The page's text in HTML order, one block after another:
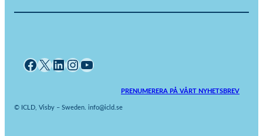
Facebook X LinkedIn InstagramYouTube
PRENUMERERA PÅ VÅRT NYHETSBREV
© ICLD, Visby – Sweden. info@icld.se